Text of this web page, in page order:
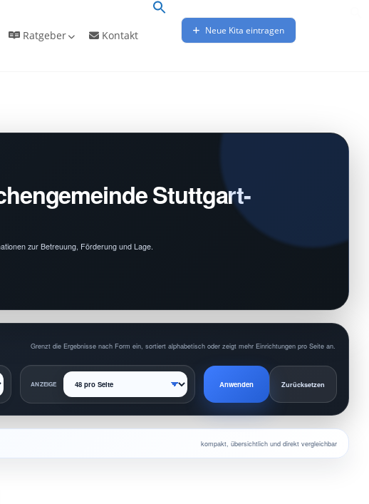
Ratgeber Kontakt Neue Kita eintragen
Stuttgart-
zur Betreuung, Förderung und Lage.
Grenzt die Ergebnisse nach Form ein, sortiert alphabetisch oder zeigt mehr Einrichtungen pro Seite an.
ANZEIGE Anwenden Zurücksetzen
kompakt, übersichtlich und direkt vergleichbar